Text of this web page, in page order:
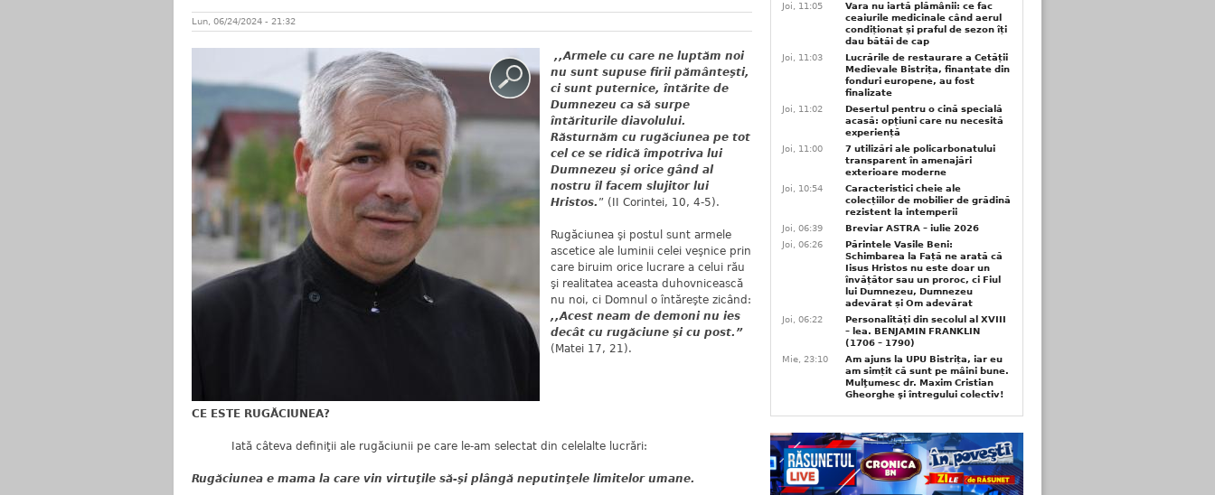
Lun, 06/24/2024 - 21:32
,,Armele cu care ne luptăm noi
nu sunt supuse firii pământeşti,
ci sunt puternice, întărite de
Dumnezeu ca să surpe
întăriturile diavolului.
Răsturnăm cu rugăciunea pe tot
cel ce se ridică împotriva lui
Dumnezeu şi orice gând al
nostru îl facem slujitor lui
Hristos. ” (II Corintei, 10, 4-5).
Rugăciunea şi postul sunt armele
ascetice ale luminii celei veşnice prin
care biruim orice lucrare a celui rău
şi realitatea aceasta duhovnicească
nu noi, ci Domnul o întăreşte zicând:
,,Acest neam de demoni nu ies
decât cu rugăciune şi cu post.”
(Matei 17, 21).
CE ESTE RUGĂCIUNEA?
Iată câteva definiţii ale rugăciunii pe care le-am selectat din celelalte lucrări:
Rugăciunea e mama la care vin virtuţile să-şi plângă neputinţele limitelor umane.
Joi, 11:05
Vara nu iartă plămânii: ce fac
ceaiurile medicinale când aerul
condiționat și praful de sezon îți
dau bătăi de cap
Joi, 11:03
Lucrările de restaurare a Cetății
Medievale Bistrița, finanțate din
fonduri europene, au fost
finalizate
Joi, 11:02
Desertul pentru o cină specială
acasă: opțiuni care nu necesită
experiență
Joi, 11:00
7 utilizări ale policarbonatului
transparent în amenajări
exterioare moderne
Joi, 10:54
Caracteristici cheie ale
colecțiilor de mobilier de grădină
rezistent la intemperii
Joi, 06:39
Breviar ASTRA – iulie 2026
Joi, 06:26
Părintele Vasile Beni:
Schimbarea la Față ne arată că
Iisus Hristos nu este doar un
învățător sau un proroc, ci Fiul
lui Dumnezeu, Dumnezeu
adevărat și Om adevărat
Joi, 06:22
Personalități din secolul al XVIII
– lea. BENJAMIN FRANKLIN
(1706 – 1790)
Mie, 23:10
Am ajuns la UPU Bistrița, iar eu
am simțit că sunt pe mâini bune.
Mulţumesc dr. Maxim Cristian
Gheorghe şi întregului colectiv!